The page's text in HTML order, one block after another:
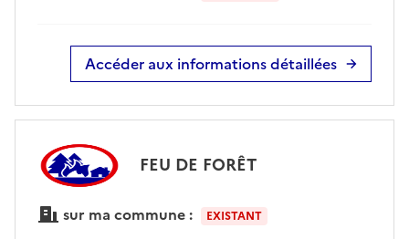
Accéder aux informations détaillées
FEU DE FORÊT
sur ma commune : EXISTANT